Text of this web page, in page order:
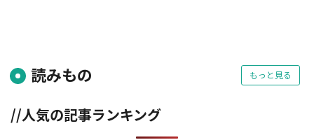
読みもの もっと見る
//人気の記事ランキング